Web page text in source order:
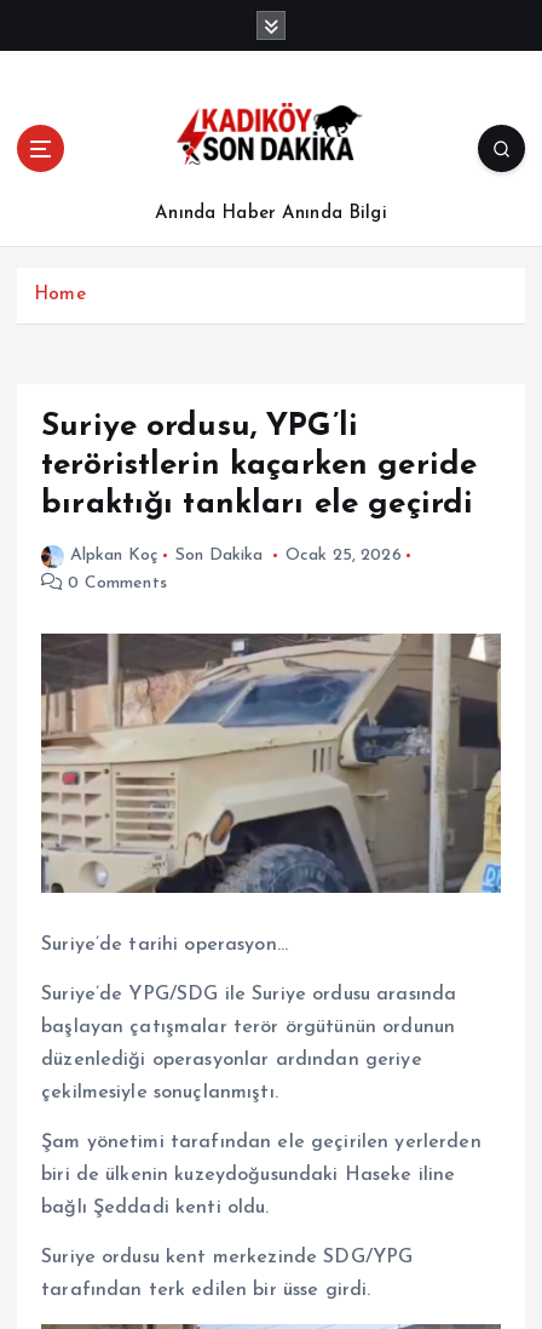
Anında Haber Anında Bilgi
Home
Suriye ordusu, YPG’li
teröristlerin kaçarken geride
bıraktığı tankları ele geçirdi
Alpkan Koç Son Dakika
Ocak 25, 2026
0 Comments
Suriye’de tarihi operasyon…
Suriye’de YPG/SDG ile Suriye ordusu arasında
başlayan çatışmalar terör örgütünün ordunun
düzenlediği operasyonlar ardından geriye
çekilmesiyle sonuçlanmıştı.
Şam yönetimi tarafından ele geçirilen yerlerden
biri de ülkenin kuzeydoğusundaki Haseke iline
bağlı Şeddadi kenti oldu.
Suriye ordusu kent merkezinde SDG/YPG
tarafından terk edilen bir üsse girdi.